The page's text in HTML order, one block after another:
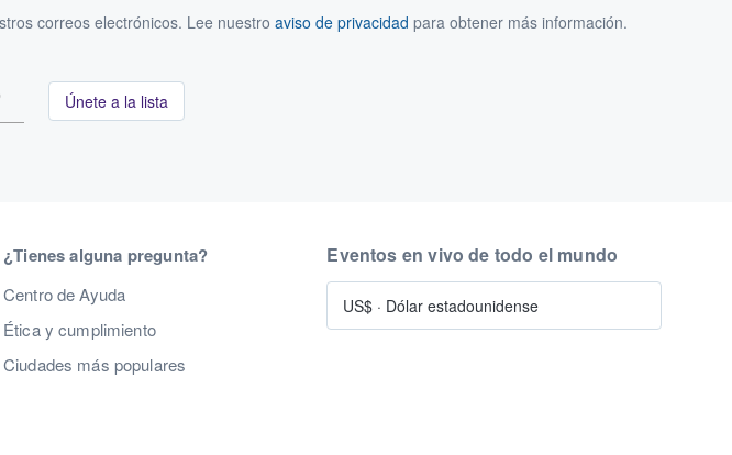
correos electrónicos. Lee nuestro aviso de privacidad para obtener más información.
Únete a la lista
¿Tienes alguna pregunta?
Centro de Ayuda
Ética y cumplimiento
Ciudades más populares
Eventos en vivo de todo el mundo
US$ · Dólar estadounidense